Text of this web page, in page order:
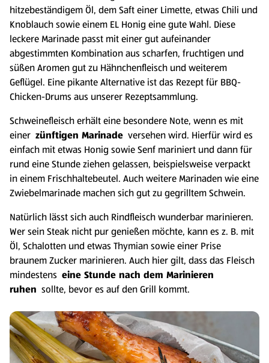
hitzebeständigem Öl, dem Saft einer Limette, etwas Chili und
Knoblauch sowie einem EL Honig eine gute Wahl. Diese
leckere Marinade passt mit einer gut aufeinander
abgestimmten Kombination aus scharfen, fruchtigen und
süßen Aromen gut zu Hähnchenfleisch und weiterem
Geflügel. Eine pikante Alternative ist das Rezept für BBQ-
Chicken-Drums aus unserer Rezeptsammlung.
Schweinefleisch erhält eine besondere Note, wenn es mit
einer zünftigen Marinade versehen wird. Hierfür wird es
einfach mit etwas Honig sowie Senf mariniert und dann für
rund eine Stunde ziehen gelassen, beispielsweise verpackt
in einem Frischhaltebeutel. Auch weitere Marinaden wie eine
Zwiebelmarinade machen sich gut zu gegrilltem Schwein.
Natürlich lässt sich auch Rindfleisch wunderbar marinieren.
Wer sein Steak nicht pur genießen möchte, kann es z. B. mit
Öl, Schalotten und etwas Thymian sowie einer Prise
braunem Zucker marinieren. Auch hier gilt, dass das Fleisch
mindestens eine Stunde nach dem Marinieren
ruhen sollte, bevor es auf den Grill kommt.